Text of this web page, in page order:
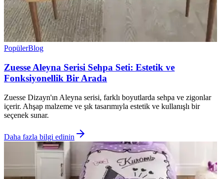
PopülerBlog
Zuesse Aleyna Serisi Sehpa Seti: Estetik ve
Fonksiyonellik Bir Arada
Zuesse Dizayn'ın Aleyna serisi, farklı boyutlarda sehpa ve zigonlar
içerir. Ahşap malzeme ve şık tasarımıyla estetik ve kullanışlı bir
seçenek sunar.
Daha fazla bilgi edinin